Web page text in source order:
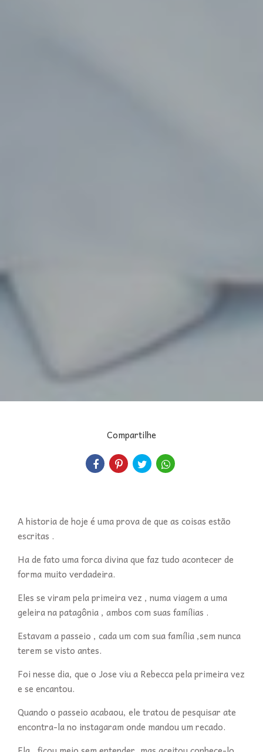
Compartilhe
A historia de hoje é uma prova de que as coisas estão
escritas .
Ha de fato uma forca divina que faz tudo acontecer de
forma muito verdadeira.
Eles se viram pela primeira vez , numa viagem a uma
geleira na patagônia , ambos com suas famílias .
Estavam a passeio , cada um com sua família ,sem nunca
terem se visto antes.
Foi nesse dia, que o Jose viu a Rebecca pela primeira vez
e se encantou.
Quando o passeio acabaou, ele tratou de pesquisar ate
encontra-la no instagaram onde mandou um recado.